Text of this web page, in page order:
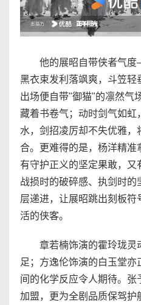
他的展昭自带侠者气度
黑衣束发利落飒爽，斗笠
出场便自带"御猫"的凛然气
藏着书卷气；动时剑气如虹
水，剑招凌厉却不失优雅
合。更难得的是，杨洋精
有守护正义的坚定果敢，又
战损时的破碎感、执剑时
层递进，让展昭跳出刻板
活的侠客。
章若楠饰演的霍玲珑灵
足；方逸伦饰演的白玉堂
间的化学反应令人期待。
加盟，更为全剧品质保驾护